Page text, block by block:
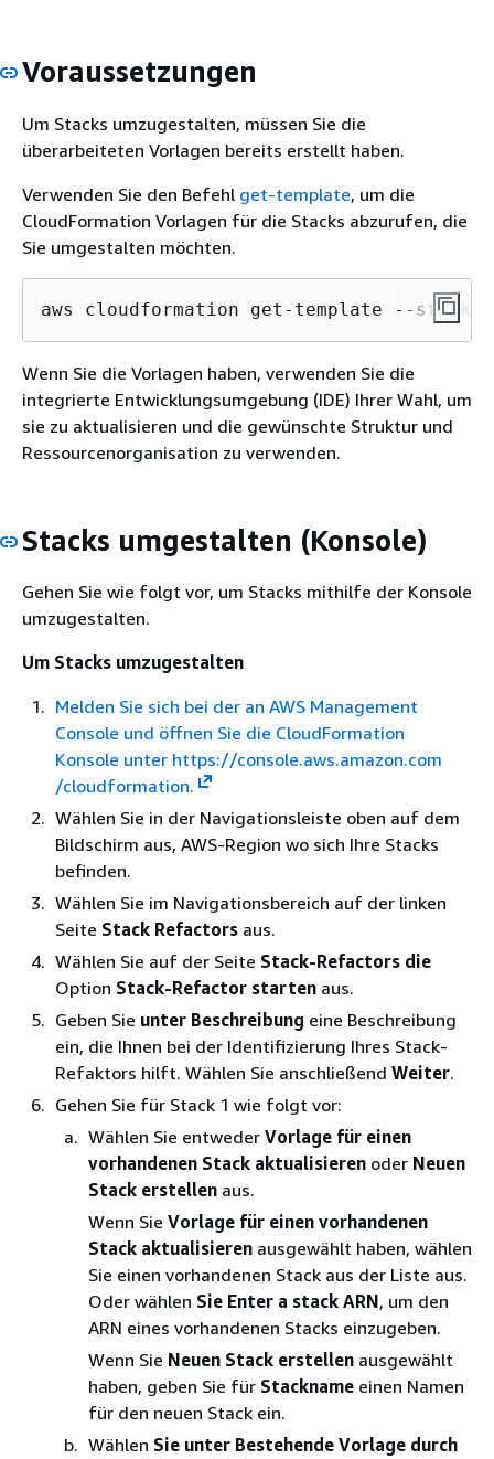
Voraussetzungen
Um Stacks umzugestalten, müssen Sie die
überarbeiteten Vorlagen bereits erstellt haben.
Verwenden Sie den Befehl get-template, um die
CloudFormation Vorlagen für die Stacks abzurufen, die
Sie umgestalten möchten.
aws cloudformation get-template --stack-
Wenn Sie die Vorlagen haben, verwenden Sie die
integrierte Entwicklungsumgebung (IDE) Ihrer Wahl, um
sie zu aktualisieren und die gewünschte Struktur und
Ressourcenorganisation zu verwenden.
Stacks umgestalten (Konsole)
Gehen Sie wie folgt vor, um Stacks mithilfe der Konsole
umzugestalten.
Um Stacks umzugestalten
Melden Sie sich bei der an AWS Management
Console und öffnen Sie die CloudFormation
Konsole unter https://console.aws.amazon.com
/cloudformation.
Wählen Sie in der Navigationsleiste oben auf dem
Bildschirm aus, AWS-Region wo sich Ihre Stacks
befinden.
Wählen Sie im Navigationsbereich auf der linken
Seite Stack Refactors aus.
Wählen Sie auf der Seite Stack-Refactors die
Option Stack-Refactor starten aus.
Geben Sie unter Beschreibung eine Beschreibung
ein, die Ihnen bei der Identifizierung Ihres Stack-
Refaktors hilft. Wählen Sie anschließend Weiter.
Gehen Sie für Stack 1 wie folgt vor:
Wählen Sie entweder Vorlage für einen
vorhandenen Stack aktualisieren oder Neuen
Stack erstellen aus.
Wenn Sie Vorlage für einen vorhandenen
Stack aktualisieren ausgewählt haben, wählen
Sie einen vorhandenen Stack aus der Liste aus.
Oder wählen Sie Enter a stack ARN, um den
ARN eines vorhandenen Stacks einzugeben.
Wenn Sie Neuen Stack erstellen ausgewählt
haben, geben Sie für Stackname einen Namen
für den neuen Stack ein.
Wählen Sie unter Bestehende Vorlage durch